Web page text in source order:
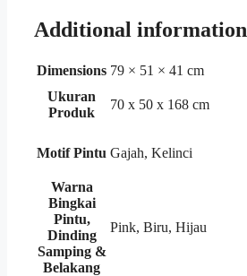
Additional information
Dimensions 79 × 51 × 41 cm
Ukuran
Produk
70 x 50 x 168 cm
Motif Pintu Gajah, Kelinci
Warna
Bingkai
Pintu,
Dinding
Samping &
Belakang
Pink, Biru, Hijau